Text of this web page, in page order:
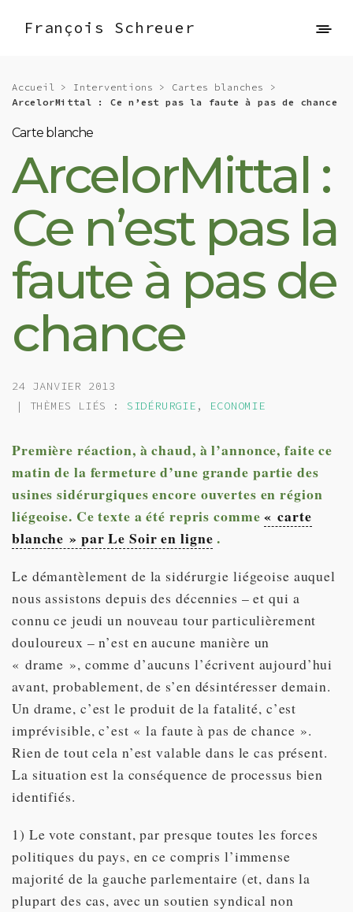
François Schreuer
Accueil > Interventions > Cartes blanches
>
ArcelorMittal : Ce n’est pas la faute à pas de chance
Carte blanche
ArcelorMittal :
Ce n’est pas la
faute à pas de
chance
24 JANVIER 2013
| THÈMES LIÉS : SIDÉRURGIE , ECONOMIE
Première réaction, à chaud, à l’annonce, faite ce
matin de la fermeture d’une grande partie des
usines sidérurgiques encore ouvertes en région
liégeoise. Ce texte a été repris comme« carte
blanche » par Le Soir en ligne.
Le démantèlement de la sidérurgie liégeoise auquel
nous assistons depuis des décennies – et qui a
connu ce jeudi un nouveau tour particulièrement
douloureux – n’est en aucune manière un
« drame », comme d’aucuns l’écrivent aujourd’hui
avant, probablement, de s’en désintéresser demain.
Un drame, c’est le produit de la fatalité, c’est
imprévisible, c’est « la faute à pas de chance ».
Rien de tout cela n’est valable dans le cas présent.
La situation est la conséquence de processus bien
identifiés.
1) Le vote constant, par presque toutes les forces
politiques du pays, en ce compris l’immense
majorité de la gauche parlementaire (et, dans la
plupart des cas, avec un soutien syndical non